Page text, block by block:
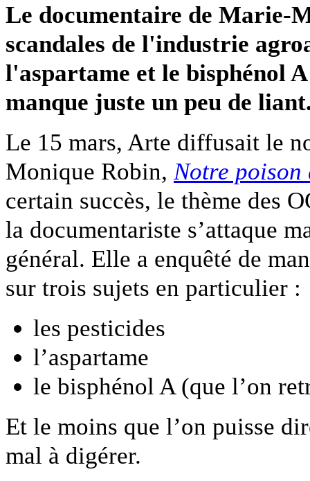
Le documentaire de Marie-
scandales de l'industrie
l'aspartame et le bisphénol
manque juste un peu de
Le 15 mars, Arte diffusait le
Monique Robin,Notre
certain succès, le thème des
la documentariste s’attaque
général. Elle a enquêté de
sur trois sujets en particulier :
les pesticides
l’aspartame
le bisphénol A (que l’on
Et le moins que l’on puisse
mal à digérer.